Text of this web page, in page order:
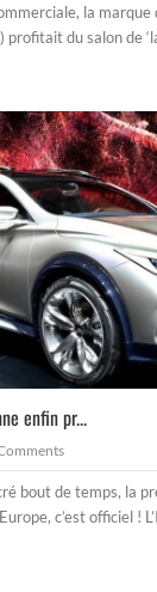
la
profitait du salon de
enfin pr...
bout de temps, la
c’est officiel !